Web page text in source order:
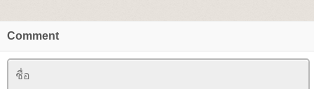
Comment